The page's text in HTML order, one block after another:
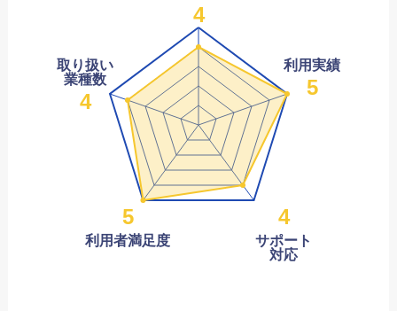
4
取り扱い
業種数
4
5
利用者満足度
4
サポート
対応
利用実績
5